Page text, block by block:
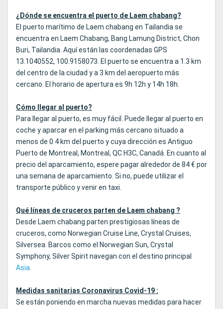
¿Dónde se encuentra el puerto de Laem chabang?
El puerto marítimo de Laem chabang en Tailandia se
encuentra en Laem Chabang, Bang Lamung District, Chon
Buri, Tailandia. Aquí están las coordenadas GPS
13.1040552, 100.9158073. El puerto se encuentra a 1.3 km
del centro de la ciudad y a 3 km del aeropuerto más
cercano. El horario de apertura es 9h 12h y 14h 18h.
Cómo llegar al puerto?
Para llegar al puerto, es muy fácil. Puede llegar al puerto en
coche y aparcar en el parking más cercano situado a
menos de 0.4 km del puerto y cuya dirección es Antiguo
Puerto de Montreal, Montreal, QC H3C, Canadá. En cuanto al
precio del aparcamiento, espere pagar alrededor de 84 € por
una semana de aparcamiento. Si no, puede utilizar el
transporte público y venir en taxi.
Qué líneas de cruceros parten de Laem chabang ?
Desde Laem chabang parten prestigiosas líneas de
cruceros, como Norwegian Cruise Line, Crystal Cruises,
Silversea. Barcos como el Norwegian Sun, Crystal
Symphony, Silver Spirit navegan con el destino principal
Asia.
Medidas sanitarias Coronavirus Covid-19 :
Se están poniendo en marcha nuevas medidas para hacer